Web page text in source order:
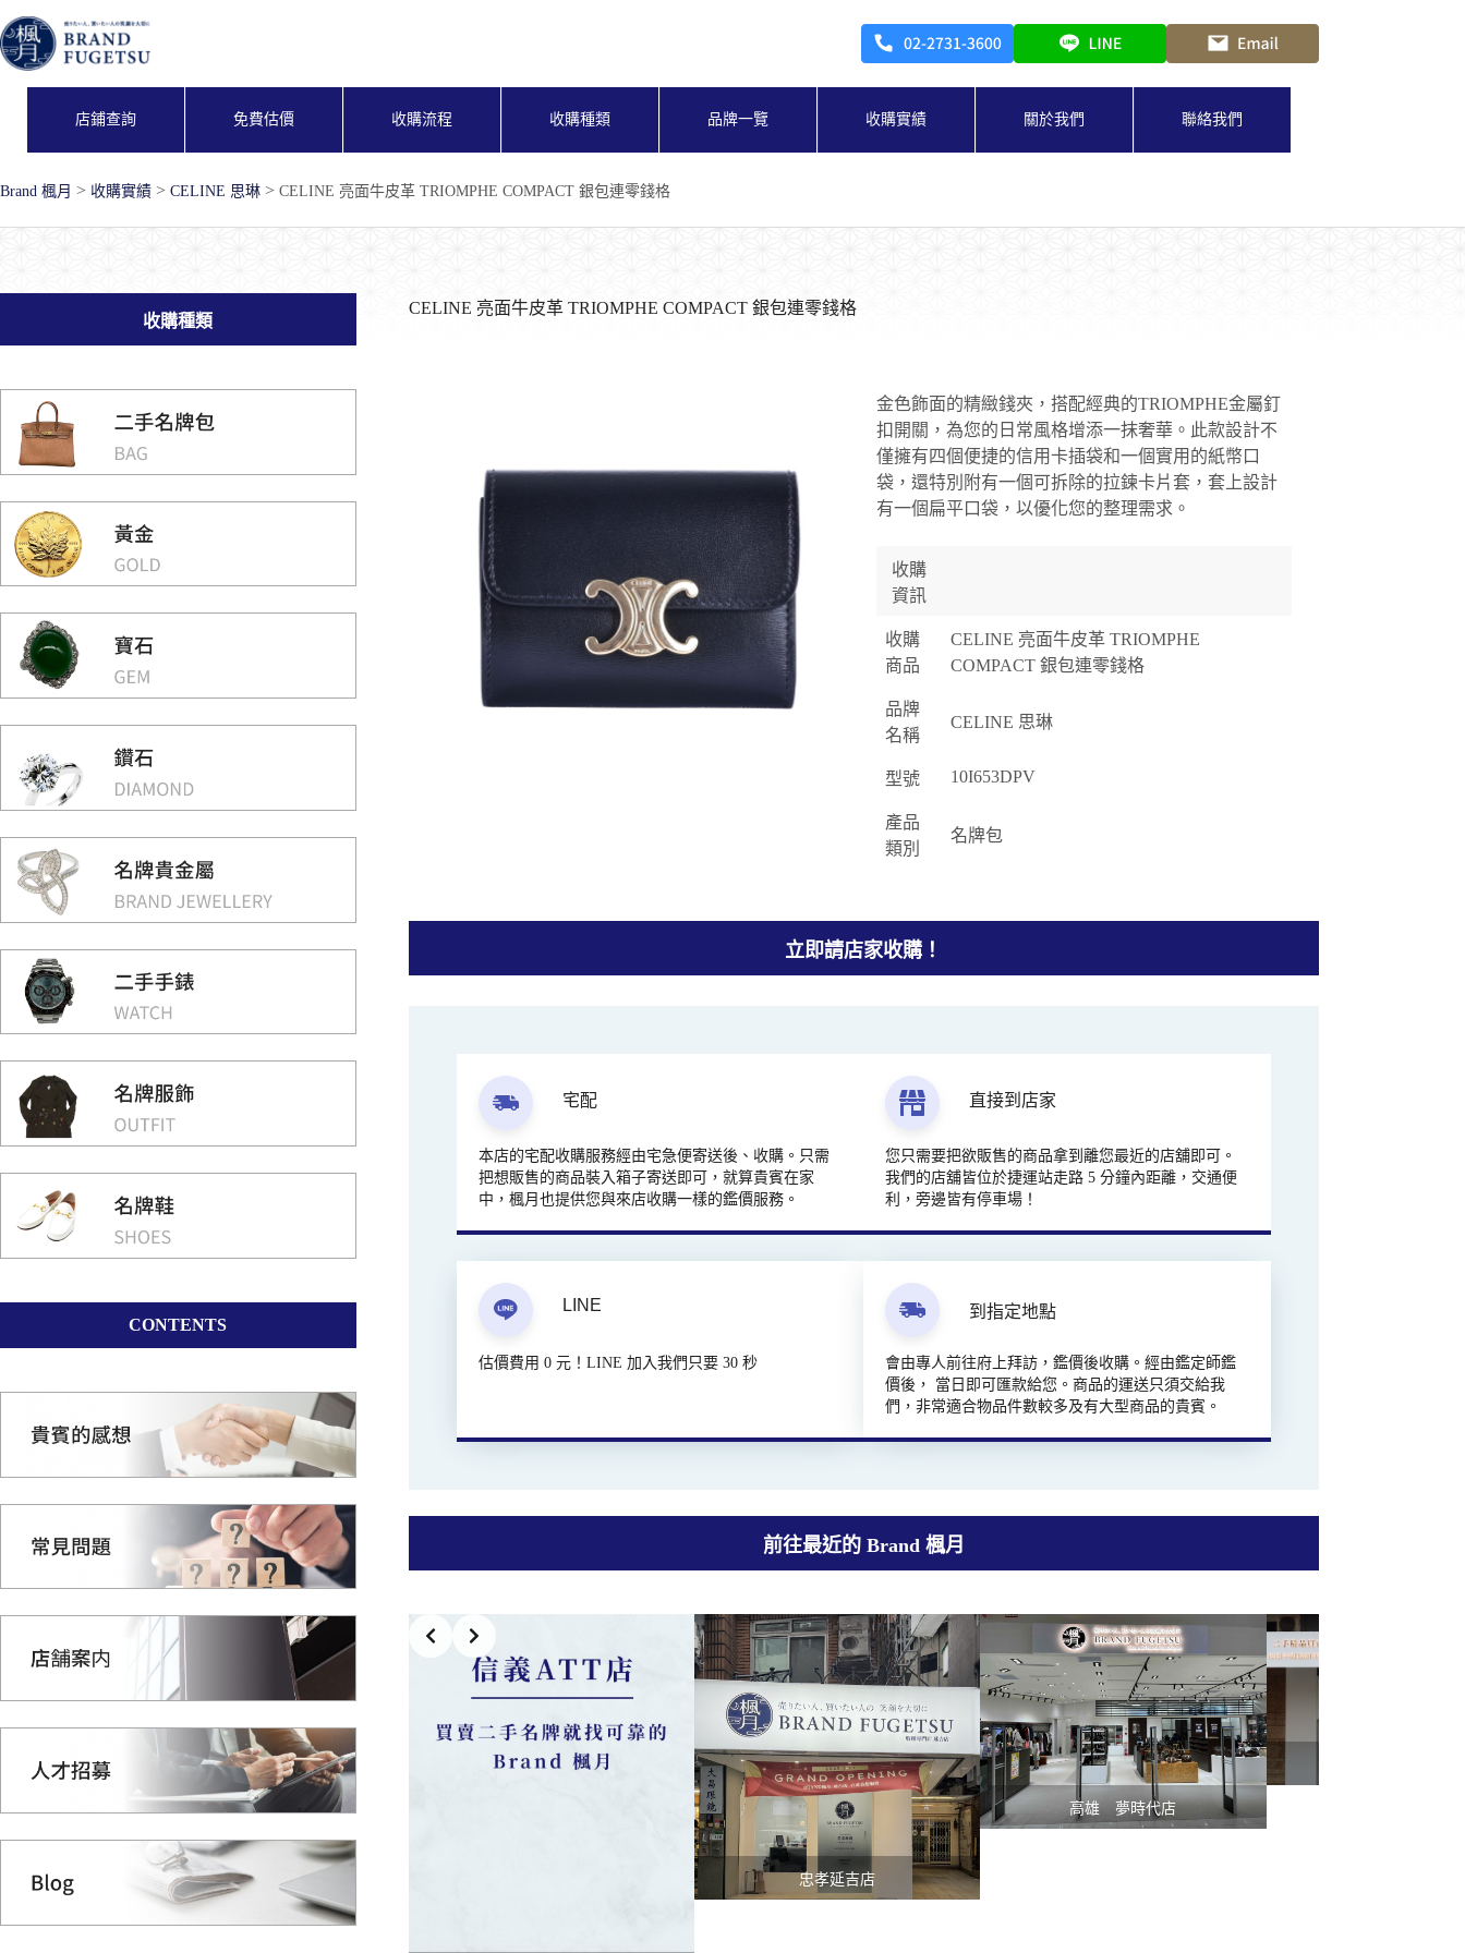
至
主
店鋪查詢 免費估價 收購流程 收購種類 品牌一覽 收購實績 關於我們 聯絡我們
Brand 楓月 > 收購實績 > CELINE 思琳 > CELINE 亮面牛皮革 TRIOMPHE COMPACT 銀包連零錢格
CELINE 亮面牛皮革 TRIOMPHE COMPACT 銀包連零錢格
金色飾面的精緻錢夾，搭配經典的TRIOMPHE金屬釘
扣開關，為您的日常風格增添一抹奢華。此款設計不
僅擁有四個便捷的信用卡插袋和一個實用的紙幣口
袋，還特別附有一個可拆除的拉鍊卡片套，套上設計
有一個扁平口袋，以優化您的整理需求。
收購
資訊
收購
商品
CELINE 亮面牛皮革 TRIOMPHE
COMPACT 銀包連零錢格
品牌
名稱
CELINE 思琳
型號 10I653DPV
產品
類別
名牌包
立即請店家收購！
宅配
本店的宅配收購服務經由宅急便寄送後、收購。只需
把想販售的商品裝入箱子寄送即可，就算貴賓在家
中，楓月也提供您與來店收購一樣的鑑價服務。
直接到店家
您只需要把欲販售的商品拿到離您最近的店舖即可。
我們的店舖皆位於捷運站走路 5 分鐘內距離，交通便
利，旁邊皆有停車場！
LINE
估價費用 0 元！LINE 加入我們只要 30 秒
到指定地點
會由專人前往府上拜訪，鑑價後收購。經由鑑定師鑑
價後， 當日即可匯款給您。商品的運送只須交給我
們，非常適合物品件數較多及有大型商品的貴賓。
前往最近的 Brand 楓月
忠孝延吉店
高雄 夢時代店
收購種類
CONTENTS